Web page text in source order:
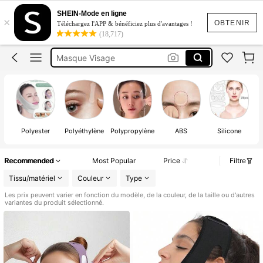
OBTENIR
×
SHEIN-Mode en ligne
Téléchargez l'APP & bénéficiez plus d'avantages !
(18,717)
Gaine Visage
Double Menton
Masque Visage
Lifting Visage
Gaine Visage
Polyester Polyéthylène Polypropylène ABS Silicone
Recommended Most Popular Price
Filtre
Tissu/matériel
Couleur Type
Les prix peuvent varier en fonction du modèle, de la couleur, de la taille ou d'autres
variantes du produit sélectionné.